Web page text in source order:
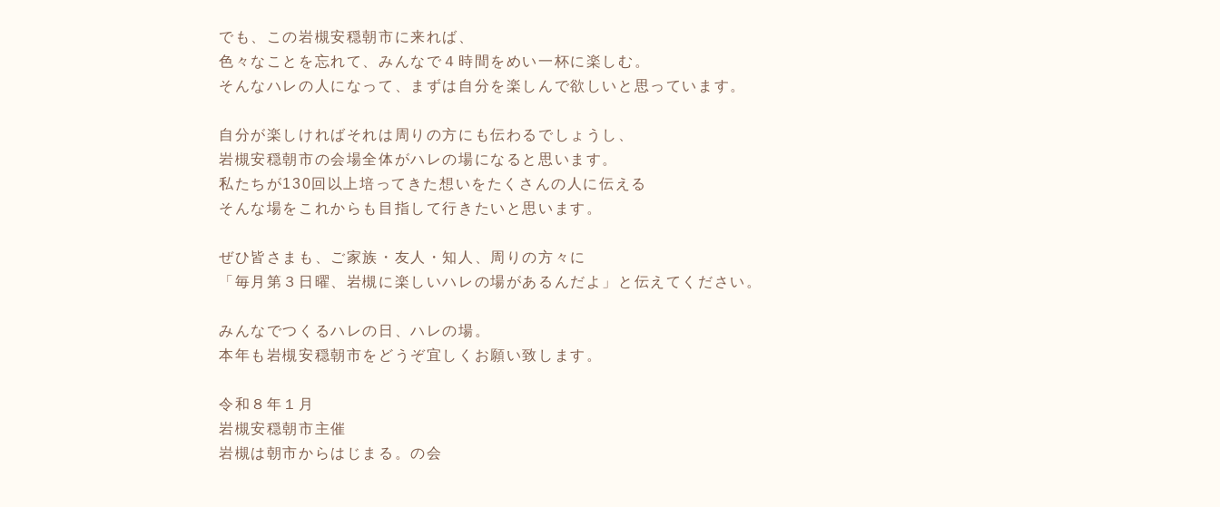
でも、この岩槻安穏朝市に来れば、
色々なことを忘れて、みんなで４時間をめい一杯に楽しむ。
そんなハレの人になって、まずは自分を楽しんで欲しいと思っています。
自分が楽しければそれは周りの方にも伝わるでしょうし、
岩槻安穏朝市の会場全体がハレの場になると思います。
私たちが130回以上培ってきた想いをたくさんの人に伝える
そんな場をこれからも目指して行きたいと思います。
ぜひ皆さまも、ご家族・友人・知人、周りの方々に
「毎月第３日曜、岩槻に楽しいハレの場があるんだよ」と伝えてください。
みんなでつくるハレの日、ハレの場。
本年も岩槻安穏朝市をどうぞ宜しくお願い致します。
令和８年１月
岩槻安穏朝市主催
岩槻は朝市からはじまる。の会